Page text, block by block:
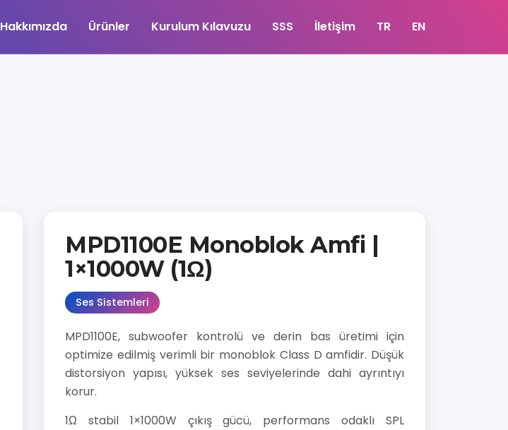
Hakkımızda Ürünler Kurulum Kılavuzu SSS İletişim TR EN
MPD1100E Monoblok Amfi |
1×1000W (1Ω)
Ses Sistemleri
MPD1100E, subwoofer kontrolü ve derin bas üretimi için
optimize edilmiş verimli bir monoblok Class D amfidir. Düşük
distorsiyon yapısı, yüksek ses seviyelerinde dahi ayrıntıyı
korur.
1Ω stabil 1×1000W çıkış gücü, performans odaklı SPL